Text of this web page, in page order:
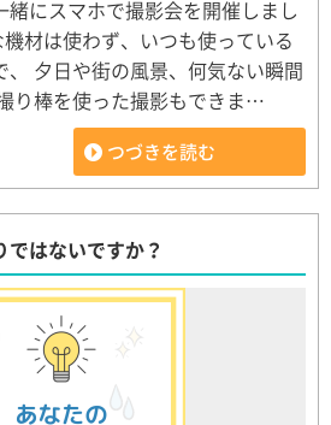
にスマホで撮影会を開催しまし
材は使わず、いつも使っている
、 夕日や街の風景、何気ない瞬間
り棒を使った撮影もできま…
つづきを読む
はないですか？